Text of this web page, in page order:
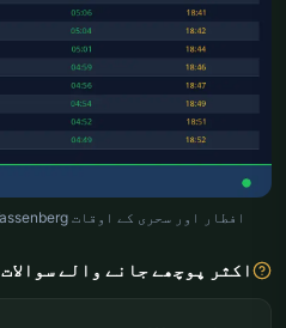
افطار اور سحری کے اوقات Wassenberg اگست 2026 — نماز کے اوقات
اکثر پوچھے جانے والے سوالات